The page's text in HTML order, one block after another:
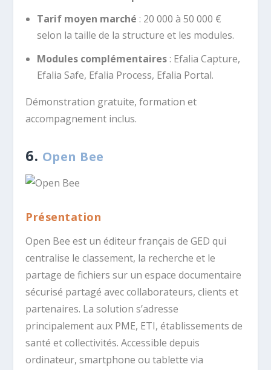
Tarif moyen marché : 20 000 à 50 000 €
selon la taille de la structure et les modules.
Modules complémentaires: Efalia Capture,
Efalia Safe, Efalia Process, Efalia Portal.
Démonstration gratuite, formation et
accompagnement inclus.
6. Open Bee
Présentation
Open Bee est un éditeur français de GED qui
centralise le classement, la recherche et le
partage de fichiers sur un espace documentaire
sécurisé partagé avec collaborateurs, clients et
partenaires. La solution s’adresse
principalement aux PME, ETI, établissements de
santé et collectivités. Accessible depuis
ordinateur, smartphone ou tablette via